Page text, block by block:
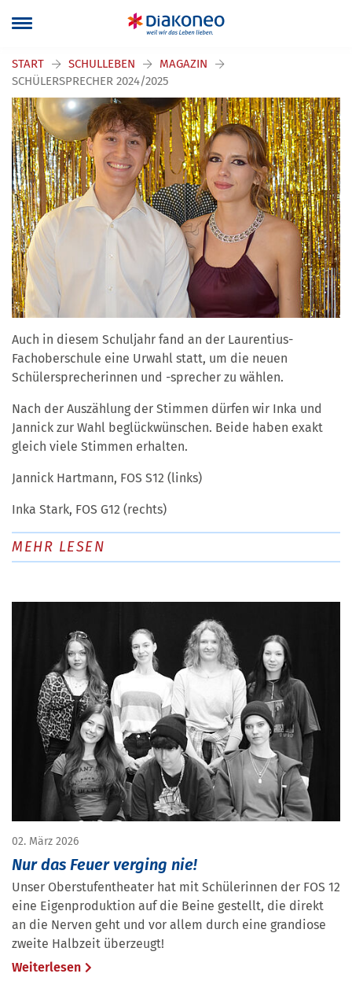
START SCHULLEBEN
MAGAZIN
SCHÜLERSPRECHER 2024/2025
Auch in diesem Schuljahr fand an der Laurentius-
Fachoberschule eine Urwahl statt, um die neuen
Schülersprecherinnen und -sprecher zu wählen.
Nach der Auszählung der Stimmen dürfen wir Inka und
Jannick zur Wahl beglückwünschen. Beide haben exakt
gleich viele Stimmen erhalten.
Jannick Hartmann, FOS S12 (links)
Inka Stark, FOS G12 (rechts)
MEHR LESEN
02. März 2026
Nur das Feuer verging nie!
Unser Oberstufentheater hat mit Schülerinnen der FOS 12
eine Eigenproduktion auf die Beine gestellt, die direkt
an die Nerven geht und vor allem durch eine grandiose
zweite Halbzeit überzeugt!
Weiterlesen